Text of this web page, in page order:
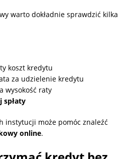
warto dokładnie sprawdzić kilka
koszt kredytu
za udzielenie kredytu
wysokość raty
spłaty
instytucji może pomóc znaleźć
online.